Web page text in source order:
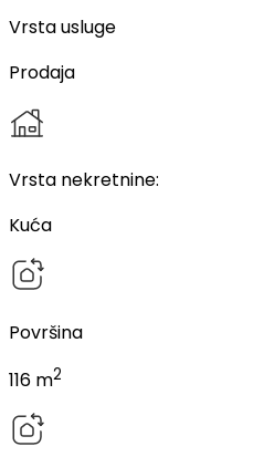
Vrsta usluge
Prodaja
Vrsta nekretnine:
Kuća
Površina
116 m2